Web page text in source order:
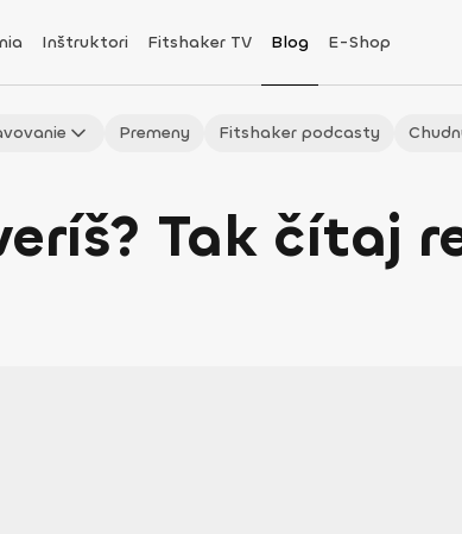
Inštruktori Fitshaker TV Blog E-Shop
Premeny Fitshaker podcasty
Tak čítaj